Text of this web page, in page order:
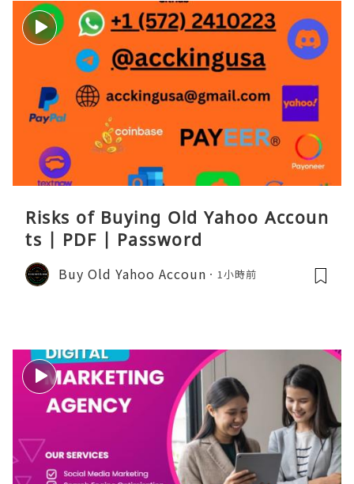
Risks of Buying Old Yahoo Accoun
ts | PDF | Password
Buy Old Yahoo Accoun 1小時前